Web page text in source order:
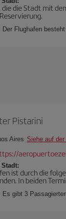
die die Stadt mit
Der Flughafen
Pistarini
Aires Siehe auf
ist durch die
In beiden
Es gibt 3